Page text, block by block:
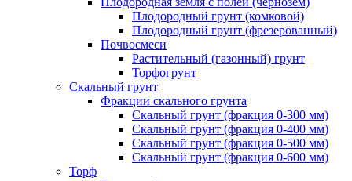
Плодородный грунт (комковой)
Плодородный грунт (фрезерованный)
Почвосмеси
Растительный (газонный) грунт
Торфогрунт
Скальный грунт
Фракции скального грунта
Скальный грунт (фракция 0-300 мм)
Скальный грунт (фракция 0-400 мм)
Скальный грунт (фракция 0-500 мм)
Скальный грунт (фракция 0-600 мм)
Торф